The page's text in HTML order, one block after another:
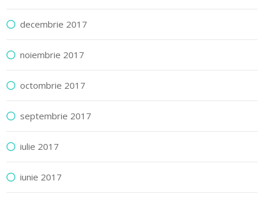
decembrie 2017
noiembrie 2017
octombrie 2017
septembrie 2017
iulie 2017
iunie 2017